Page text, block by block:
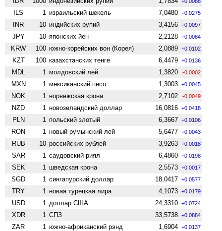
ILS 1 израильский шекель 7,0480 +0.0275
INR 10 индийских рупий 3,4156 +0.0097
JPY 10 японских йен 2,2128 +0.0084
KRW 100 южно-корейских вон (Корея) 2,0889 +0.0102
KZT 100 казахстанских тенге 6,4479 +0.0136
MDL 1 молдовский лей 1,3820 -0.0002
MXN 1 мексиканский песо 1,3003 +0.0045
NOK 1 норвежская крона 2,7102 -0.0049
NZD 1 ново­зеландский доллар 16,0816 +0.0418
PLN 1 польский злотый 6,3667 +0.0106
RON 1 новый румынский лей 5,6477 +0.0043
RUB 10 российских рублей 3,9263 +0.0018
SAR 1 саудовский риял 6,4860 +0.0198
SEK 1 шведская крона 2,5573 +0.0017
SGD 1 сингапурский доллар 18,0417 +0.0577
TRY 1 новая турецкая лира 4,1073 +0.0179
USD 1 доллар США 24,3310 +0.0724
XDR 1 СПЗ 33,5738 +0.0884
ZAR 1 южно-африканский рэнд 1,6904 +0.0137